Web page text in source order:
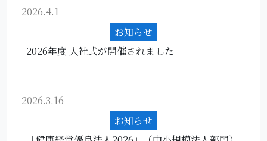
2026.4.1
お知らせ
2026年度 入社式が開催されました
2026.3.16
お知らせ